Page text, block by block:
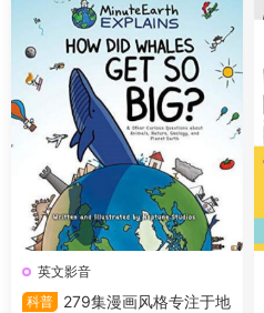
英文影音
科普
279集漫画风格专注于地